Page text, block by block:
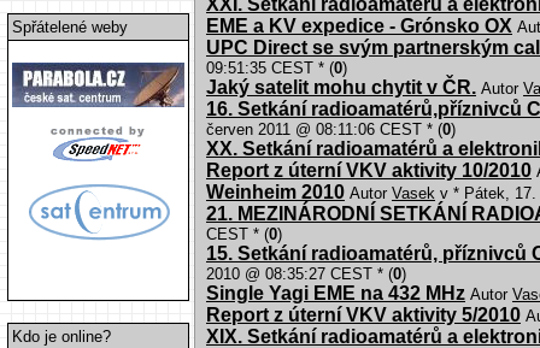
Spřátelené weby
Kdo je online?
XXI. Setkání radioamatérů a
EME a KV expedice - Grónsko OX
UPC Direct se svým partnerským
09:51:35 CEST * (0)
Jaký satelit mohu chytit v ČR. Autor
16. Setkání radioamatérů,příznivců
červen 2011 @ 08:11:06 CEST * (0)
XX. Setkání radioamatérů a
Report z úterní VKV aktivity 10/2010
Weinheim 2010 Autor Vasek v * Pátek, 17.
21. MEZINÁRODNÍ SETKÁNÍ
CEST * (0)
15. Setkání radioamatérů, příznivců
2010 @ 08:35:27 CEST * (0)
Single Yagi EME na 432 MHz Autor
Report z úterní VKV aktivity 5/2010
XIX. Setkání radioamatérů a